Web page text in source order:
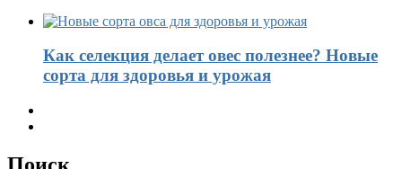
Как селекция делает овес полезнее? Новые
сорта для здоровья и урожая